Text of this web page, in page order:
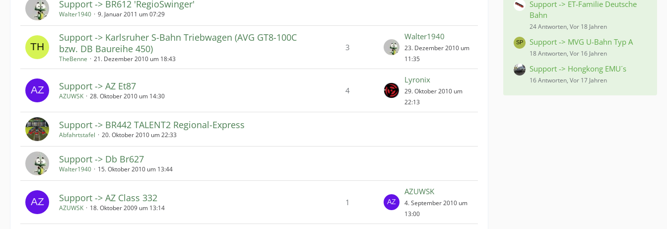
Support -> BR612 'RegioSwinger'
Walter1940 9. Januar 2011 um 07:29
Support -> Karlsruher S-Bahn Triebwagen (AVG GT8-100C
bzw. DB Baureihe 450)
TheBenne 21. Dezember 2010 um 18:43
3
Walter1940
23. Dezember 2010 um
11:35
Support -> AZ Et87
AZUWSK 28. Oktober 2010 um 14:30
4
Lyronix
29. Oktober 2010 um
22:13
Support -> BR442 TALENT2 Regional-Express
Abfahrtstafel 20. Oktober 2010 um 22:33
Support -> Db Br627
Walter1940 15. Oktober 2010 um 13:44
Support -> AZ Class 332
AZUWSK 18. Oktober 2009 um 13:14
1
AZUWSK
4. September 2010 um
13:00
Support -> ET-Familie Deutsche
Bahn
24 Antworten, Vor 18 Jahren
Support -> MVG U-Bahn Typ A
18 Antworten, Vor 16 Jahren
Support -> Hongkong EMU´s
16 Antworten, Vor 17 Jahren